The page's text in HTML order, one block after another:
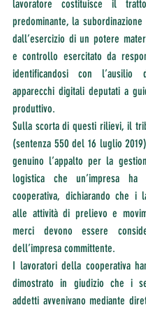
lavoratore costituisce il
predominante, la
dall’esercizio di un potere
e controllo esercitato da
identificandosi con l’ausilio
apparecchi digitali deputati a
produttivo.
Sulla scorta di questi rilievi, il
(sentenza 550 del 16 luglio
genuino l’appalto per la
logistica che un’impresa
cooperativa, dichiarando che i
alle attività di prelievo e
merci devono essere
dell’impresa committente.
I lavoratori della cooperativa
dimostrato in giudizio che i
addetti avvenivano mediante